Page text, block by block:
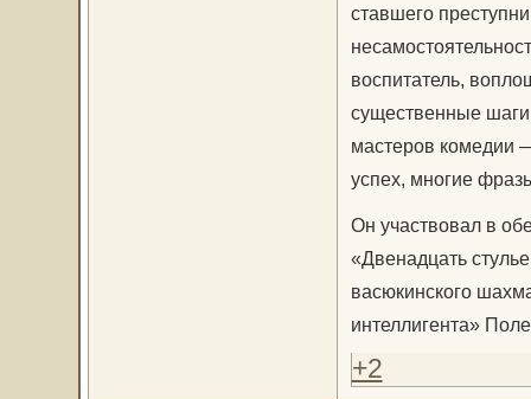
ставшего
воспитатель,
существенные
мастеров комедии
успех, многие
Он участвовал в
«Двенадцать
васюкинского
интеллигента»
+2